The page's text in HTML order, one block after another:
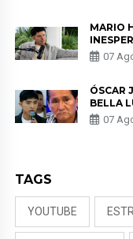
MARIO
SALUD
07
ÓSCAR
BELLA
PADRE
NALDY
07
TAGS
YOUTUBE